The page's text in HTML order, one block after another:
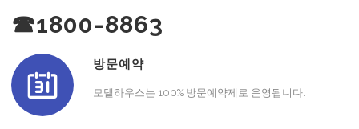
☎1800-8863
방문예약
모델하우스는 100% 방문예약제로 운영됩니다.